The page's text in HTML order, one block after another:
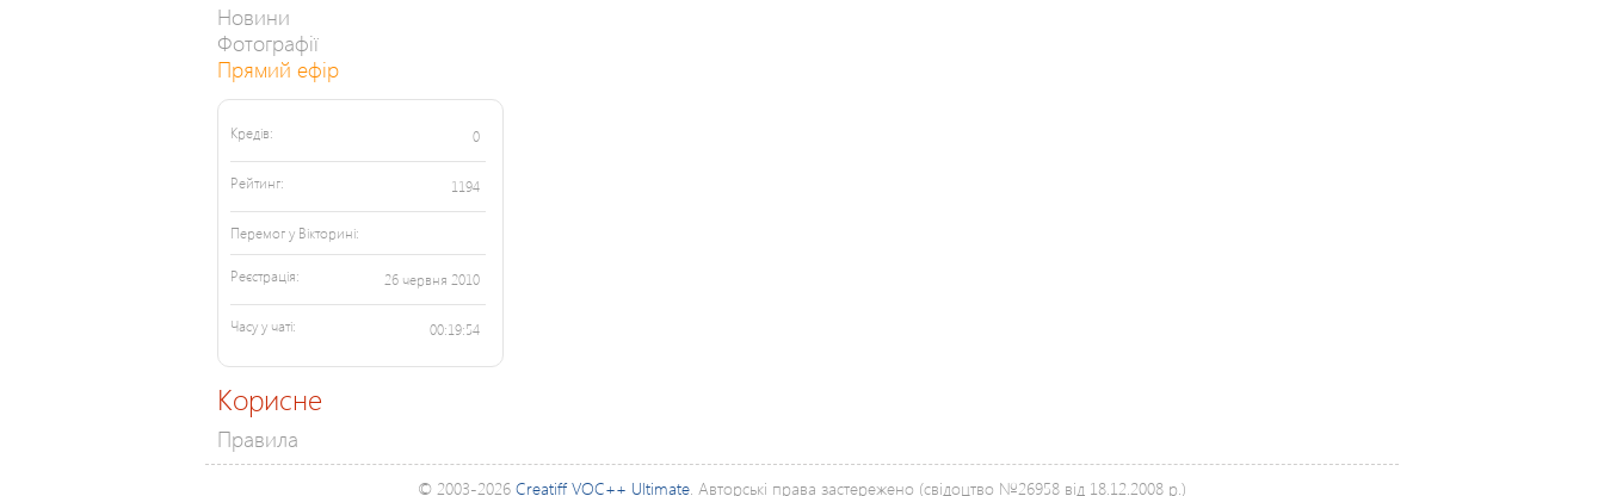
Новини
Фотографії
Прямий ефір
Кредів: 0
Рейтинг: 1194
Перемог у Вікторині:
Реєстрація: 26 червня 2010
Часу у чаті: 00:19:54
Корисне
Правила
© 2003-2026 Creatiff VOC++ Ultimate. Авторські права застережено (свідоцтво №26958 від 18.12.2008 р.)